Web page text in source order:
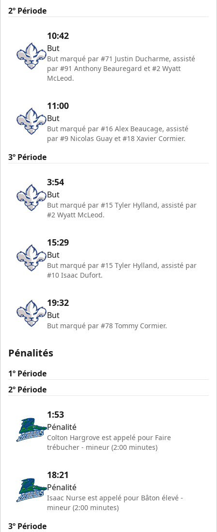
2º Période
10:42
But
But marqué par #71 Justin Ducharme, assisté
par #91 Anthony Beauregard et #2 Wyatt
McLeod.
11:00
But
But marqué par #16 Alex Beaucage, assisté
par #9 Nicolas Guay et #18 Xavier Cormier.
3º Période
3:54
But
But marqué par #15 Tyler Hylland, assisté par
#2 Wyatt McLeod.
15:29
But
But marqué par #15 Tyler Hylland, assisté par
#10 Isaac Dufort.
19:32
But
But marqué par #78 Tommy Cormier.
Pénalités
1º Période
2º Période
1:53
Pénalité
Colton Hargrove est appelé pour Faire
trébucher - mineur (2:00 minutes)
18:21
Pénalité
Isaac Nurse est appelé pour Bâton élevé -
mineur (2:00 minutes)
3º Période